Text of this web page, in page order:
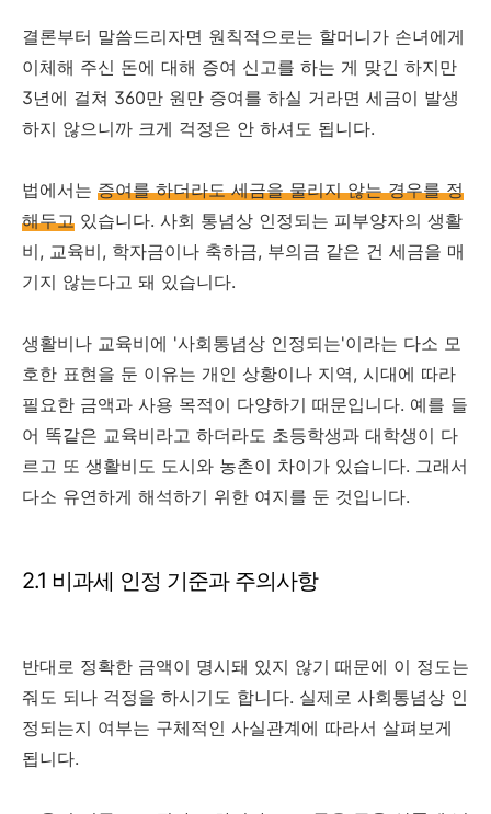
결론부터 말씀드리자면 원칙적으로는 할머니가 손녀에게
이체해 주신 돈에 대해 증여 신고를 하는 게 맞긴 하지만
3년에 걸쳐 360만 원만 증여를 하실 거라면 세금이 발생
하지 않으니까 크게 걱정은 안 하셔도 됩니다.
법에서는 증여를 하더라도 세금을 물리지 않는 경우를 정
해두고 있습니다. 사회 통념상 인정되는 피부양자의 생활
비, 교육비, 학자금이나 축하금, 부의금 같은 건 세금을 매
기지 않는다고 돼 있습니다.
생활비나 교육비에 '사회통념상 인정되는'이라는 다소 모
호한 표현을 둔 이유는 개인 상황이나 지역, 시대에 따라
필요한 금액과 사용 목적이 다양하기 때문입니다. 예를 들
어 똑같은 교육비라고 하더라도 초등학생과 대학생이 다
르고 또 생활비도 도시와 농촌이 차이가 있습니다. 그래서
다소 유연하게 해석하기 위한 여지를 둔 것입니다.
2.1 비과세 인정 기준과 주의사항
반대로 정확한 금액이 명시돼 있지 않기 때문에 이 정도는
줘도 되나 걱정을 하시기도 합니다. 실제로 사회통념상 인
정되는지 여부는 구체적인 사실관계에 따라서 살펴보게
됩니다.